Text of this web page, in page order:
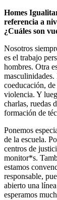
Homes
referencia a
¿Cuáles son
Nosotros
es el trabajo
hombres. Otra
masculinidades.
coeducación,
violencia. Y
charlas, ruedas
formación de
Ponemos
de la escuela.
centros de
monitor*s.
estamos
responsable,
abierto una
esperamos